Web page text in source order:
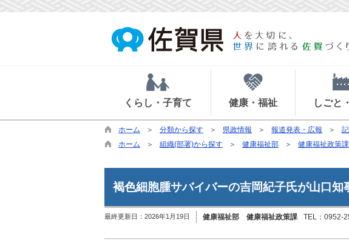
くらし・子育て 健康・福祉 しごと
ホーム 分類から探す 県政情報 報道発表・広報
ホーム
組織(部署)から探す 健康福祉部 健康福祉政策課
褐色細胞腫サバイバーの吉岡紀子氏が山口知
最終更新日： 2026年1月19日 健康福祉部 健康福祉政策課 TEL：0952-